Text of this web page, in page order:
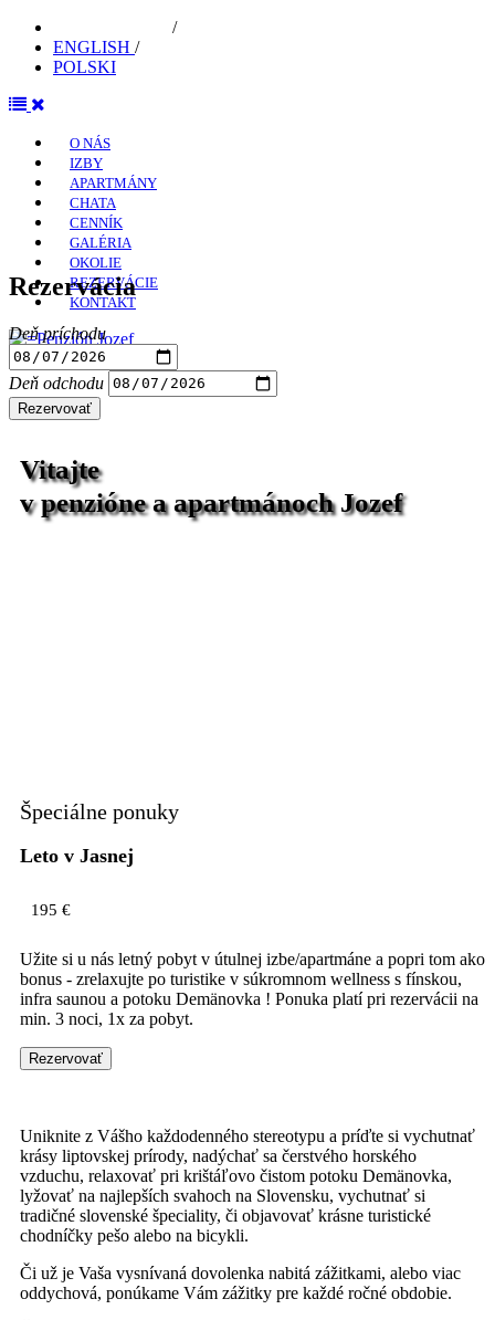
/
ENGLISH /
POLSKI
O NÁS
IZBY
APARTMÁNY
CHATA
CENNÍK
GALÉRIA
OKOLIE
REZERVÁCIE
KONTAKT
Rezervácia
Deň príchodu
Deň odchodu
Rezervovať
Vitajte
v penzióne a apartmánoch Jozef
Špeciálne ponuky
Leto v Jasnej
195 €
Užite si u nás letný pobyt v útulnej izbe/apartmáne a popri tom ako
bonus - zrelaxujte po turistike v súkromnom wellness s fínskou,
infra saunou a potoku Demänovka ! Ponuka platí pri rezervácii na
min. 3 noci, 1x za pobyt.
Rezervovať
Uniknite z Vášho každodenného stereotypu a príďte si vychutnať
krásy liptovskej prírody, nadýchať sa čerstvého horského
vzduchu, relaxovať pri krištáľovo čistom potoku Demänovka,
lyžovať na najlepších svahoch na Slovensku, vychutnať si
tradičné slovenské špeciality, či objavovať krásne turistické
chodníčky pešo alebo na bicykli.
Či už je Vaša vysnívaná dovolenka nabitá zážitkami, alebo viac
oddychová, ponúkame Vám zážitky pre každé ročné obdobie.